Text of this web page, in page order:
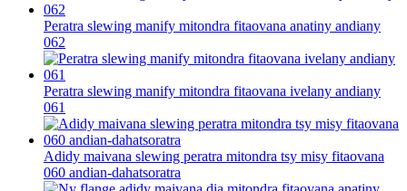
Peratra slewing manify mitondra fitaovana anatiny andiany
062
Peratra slewing manify mitondra fitaovana ivelany andiany
061
Adidy maivana slewing peratra mitondra tsy misy fitaovana
060 andian-dahatsoratra